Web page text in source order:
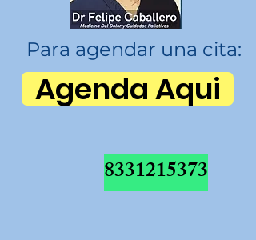
Para agendar una cita:
Agenda Aqui
8331215373